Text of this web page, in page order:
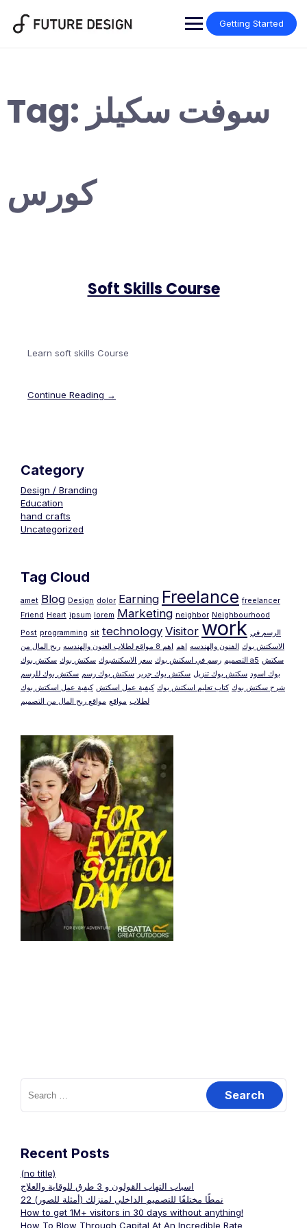
content
Getting Started
Tag: سوفت سكيلز
كورس
Soft Skills Course
Learn soft skills Course
Continue Reading →
Category
Design / Branding
Education
hand crafts
Uncategorized
Tag Cloud
amet Blog Design dolor Earning Freelance freelancer
Friend
Heart ipsum lorem Marketing neighbor Neighbourhood
Post programming sit technology Visitor work الرسم في
الاسكتش بوك الفنون والهندسه اهم اهم 8 مواقع لطلاب الغنون والهندسه
ربح المال من
التصميم رسم في اسكتش بوك سعر الاسكتشبوك سكتش بوك سكتش بوك a5 سكتش
بوك اسود سكتش بوك تنزيل سكتش بوك جرير سكتش بوك رسم سكتش بوك للرسم
شرح سكتش بوك كتاب تعليم اسكتش بوك كيفية عمل اسكتش كيفية عمل اسكتش بوك
لطلاب مواقع مواقع ربح المال من التصميم
Search
for:
Recent Posts
(no title)
اسباب التهاب القولون و 3 طرق للوقاية والعلاج
22 نمطًا مختلفًا للتصميم الداخلي لمنزلك (أمثلة للصور)
How to get 1M+ visitors in 30 days without anything!
How To Blow Through Capital At An Incredible Rate